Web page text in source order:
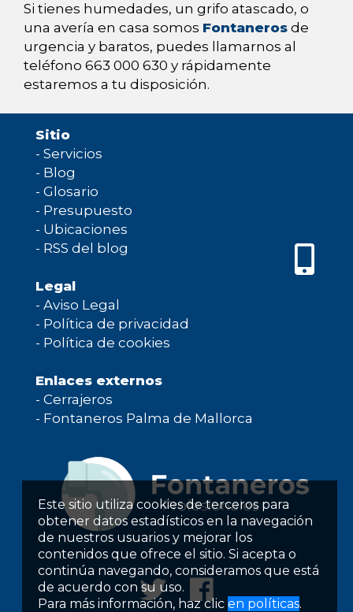
Este sitio utiliza cookies de terceros para
obtener datos estadísticos en la navegación
de nuestros usuarios y mejorar los
contenidos que ofrece el sitio. Si acepta o
continúa navegando, consideramos que está
de acuerdo con su uso.
Para más información, haz clic en políticas.
Si tienes humedades, un grifo atascado, o
una avería en casa somos Fontaneros de
urgencia y baratos, puedes llamarnos al
teléfono 663 000 630 y rápidamente
estaremos a tu disposición.
Sitio
- Servicios
- Blog
- Glosario
- Presupuesto
- Ubicaciones
- RSS del blog
Legal
- Aviso Legal
- Política de privacidad
- Política de cookies
Enlaces externos
- Cerrajeros
- Fontaneros Palma de Mallorca